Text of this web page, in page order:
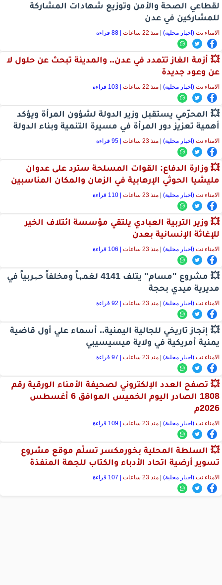
لقطاعي الصحة والأمن وتوزيع شهادات المشاركة
للمشاركين في عدن
الامناء نت (اخبار محلية) منذ 22 ساعات
💥 أزمة الغاز تتمدد في عدن.. والمدينة تبحث عن حلول لا
عن وعود جديدة
الامناء نت (اخبار محلية) منذ 22 ساعات
💥 المحرّمي يستقبل وزير الدولة لشؤون المرأة ويؤكد
أهمية تعزيز دور المرأة في مسيرة التنمية وبناء الدولة
الامناء نت (اخبار محلية) منذ 23 ساعات
💥 وزارة الدفاع: القوات المسلحة سترد على عدوان
مليشيا الحوثي الإرهابية في الزمان والمكان المناسبين
الامناء نت (اخبار محلية) منذ 23 ساعات
💥 وزير التربية العبادي يلتقي مؤسسة ائتلاف الخير
للإغاثة الإنسانية بعدن
الامناء نت (اخبار محلية) منذ 23 ساعات
💥 مشروع "مسام" يتلف 4141 لغمـ,ـاً ومخلفاً حـ,ـربياً في
مديرية ميدي بحجة
الامناء نت (اخبار محلية) منذ 23 ساعات
💥 إنجاز تاريخي للجالية اليمنية.. أسماء علي أول قاضية
يمنية أمريكية في ولاية ميسيسيبي
الامناء نت (اخبار محلية) منذ 23 ساعات
💥 تصفح العدد الإلكتروني لصحيفة الأمناء الورقية رقم
1808 الصادر اليوم الخميس الموافق 6 أغسطس
2026م
الامناء نت (اخبار محلية) منذ 23 ساعات
💥 السلطة المحلية بخورمكسر تسلّم موقع مشروع
تسوير أرضية اتحاد الأدباء والكتاب للجهة المنفذة
الامناء نت (اخبار محلية) منذ 23 ساعات